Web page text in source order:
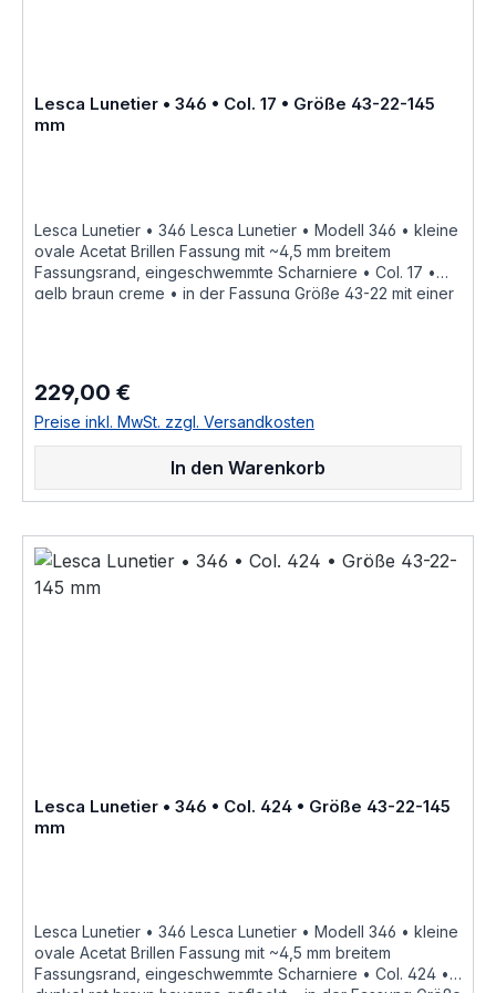
Lesca Lunetier • 346 • Col. 17 • Größe 43-22-145
mm
Lesca Lunetier • 346 Lesca Lunetier • Modell 346 • kleine
ovale Acetat Brillen Fassung mit ~4,5 mm breitem
Fassungsrand, eingeschwemmte Scharniere • Col. 17 •
gelb braun creme • in der Fassung Größe 43-22 mit einer
Brillenfassung kurz Fassung ist im Online Shop bestellbar
und wird in weiteren Farben Col. 053 • hell braun
424 • dunkel rot braun havanna geflecktCol. havanna als
zusätzliche Farben Varianten auf Anfrage Größenangaben
Scheibenlänge 43 mm Brückenweite 22 mm Bügellänge
145 mm • Fassungsmaße nach Kastensystem • DIN EN ISO
8624 geringe farbliche Abweichungen in der Maserung ist
Regulärer Preis:
229,00 €
Preise inkl. MwSt. zzgl. Versandkosten
In den Warenkorb
Lesca Lunetier • 346 • Col. 424 • Größe 43-22-145
mm
Lesca Lunetier • 346 Lesca Lunetier • Modell 346 • kleine
ovale Acetat Brillen Fassung mit ~4,5 mm breitem
Fassungsrand, eingeschwemmte Scharniere • Col. 424 •